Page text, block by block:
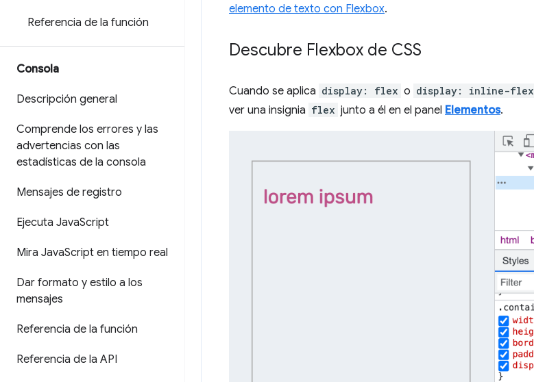
Referencia de la función
Consola
Descripción general
Comprende los errores y las
advertencias con las
estadísticas de la consola
Mensajes de registro
Ejecuta JavaScript
Mira JavaScript en tiempo real
Dar formato y estilo a los
mensajes
Referencia de la función
Referencia de la API
elemento de texto con Flexbox.
Descubre Flexbox de CSS
Cuando se aplica display: flex o display: inline-flex
ver una insignia flex junto a él en el panel Elementos.